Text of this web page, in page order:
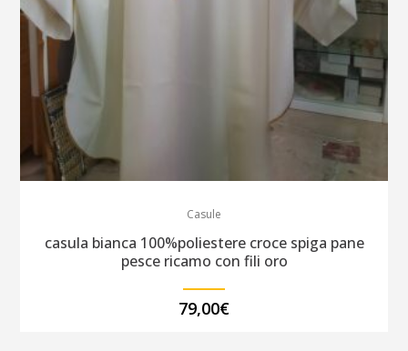
Casule
casula bianca 100%poliestere croce spiga pane
pesce ricamo con fili oro
79,00€